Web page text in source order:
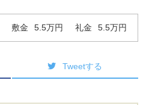
敷金 5.5万円 礼金 5.5万円
Tweetする